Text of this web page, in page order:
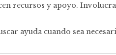
recursos y apoyo.
ayuda cuando sea